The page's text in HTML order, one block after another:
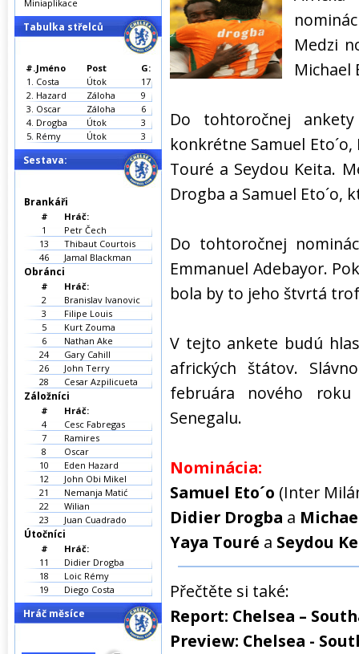
Medzi
Michael
Do tohtoročnej
konkrétne Samuel
Touré a Seydou Keita.
Drogba a Samuel
Do tohtoročnej
Emmanuel Adebayor.
bola by to jeho štvrtá
V tejto ankete budú
afrických štátov.
februára nového
Senegalu.
Nominácia:
Samuel Eto´o (Inter
Didier Drogba a
Yaya Touré a Seydou
Přečtěte si také:
Report: Chelsea –
Preview: Chelsea -
Miniaplikace
Tabulka střelců
#.Jméno Post
G:
1. Costa Útok
17
2. Hazard Záloha
9
3. Oscar Záloha
6
4. Drogba Útok
3
5. Rémy Útok 3
Sestava:
Brankáři
#
Hráč:
1
Petr Čech
13
Thibaut Courtois
46
Jamal Blackman
Obránci
#
Hráč:
2
Branislav Ivanovic
3
Filipe Louis
5
Kurt Zouma
6
Nathan Ake
24
Gary Cahill
26
John Terry
28
Cesar Azpilicueta
Záložníci
#
Hráč:
4
Cesc Fabregas
7
Ramires
8
Oscar
10
Eden Hazard
12
John Obi Mikel
21
Nemanja Matić
22
Wilian
23
Juan Cuadrado
Útočníci
#
Hráč:
11
Didier Drogba
18
Loic Rémy
19
Diego Costa
Hráč měsíce